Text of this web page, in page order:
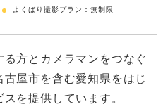
よくばり撮影プラン：無制限
方とカメラマンをつなぐ
屋市を含む愛知県をはじ
を提供しています。